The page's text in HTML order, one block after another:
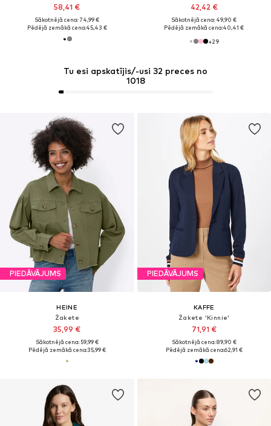
58,41 €
Sākotnējā cena: 74,99 €
Pēdējā zemākā cena:45,43 €
42,42 €
Sākotnējā cena: 49,90 €
Pēdējā zemākā cena:40,41 €
+29
PIEDĀVĀJUMS
HEINE
Žakete
35,99 €
Sākotnējā cena: 59,99 €
Pēdējā zemākā cena:35,99 €
PIEDĀVĀJUMS
KAFFE
Žakete 'Kinnie'
71,91 €
Sākotnējā cena: 89,90 €
Pēdējā zemākā cena:62,91 €
Tu esi apskatījis/-usi 32 preces no
1018